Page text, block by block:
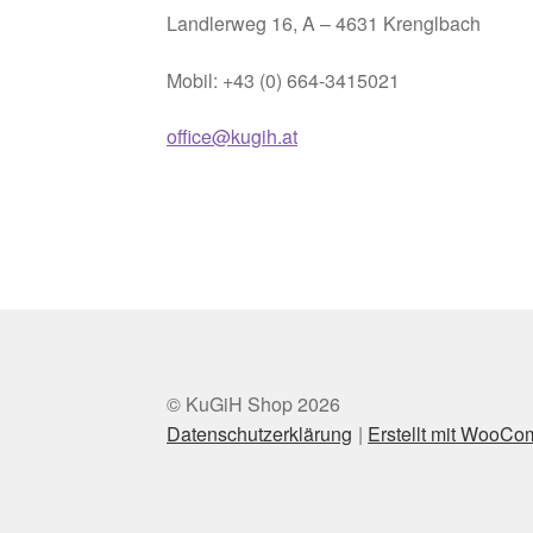
Landlerweg 16, A – 4631 Krenglbach
Mobil: +43 (0) 664-3415021
office@kugih.at
© KuGiH Shop 2026
Datenschutzerklärung
Erstellt mit